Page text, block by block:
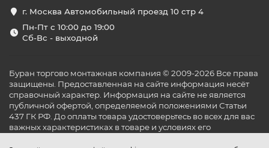
г. Москва Автомобильный проезд 10 стр 4
Пн-Пт с 10:00 до 19:00
Сб-Вс - выходной
Буран торгово монтажная компания © 2009-2026 Все права
защищены. Предоставленная на сайте информация несёт
справочный характер. Информация на сайте не является
публичной офертой, определяемой положениями Статьи
437 ГК РФ. До оплаты товара удостоверьтесь во всех для вас
важных характеристиках в товаре и условиях его